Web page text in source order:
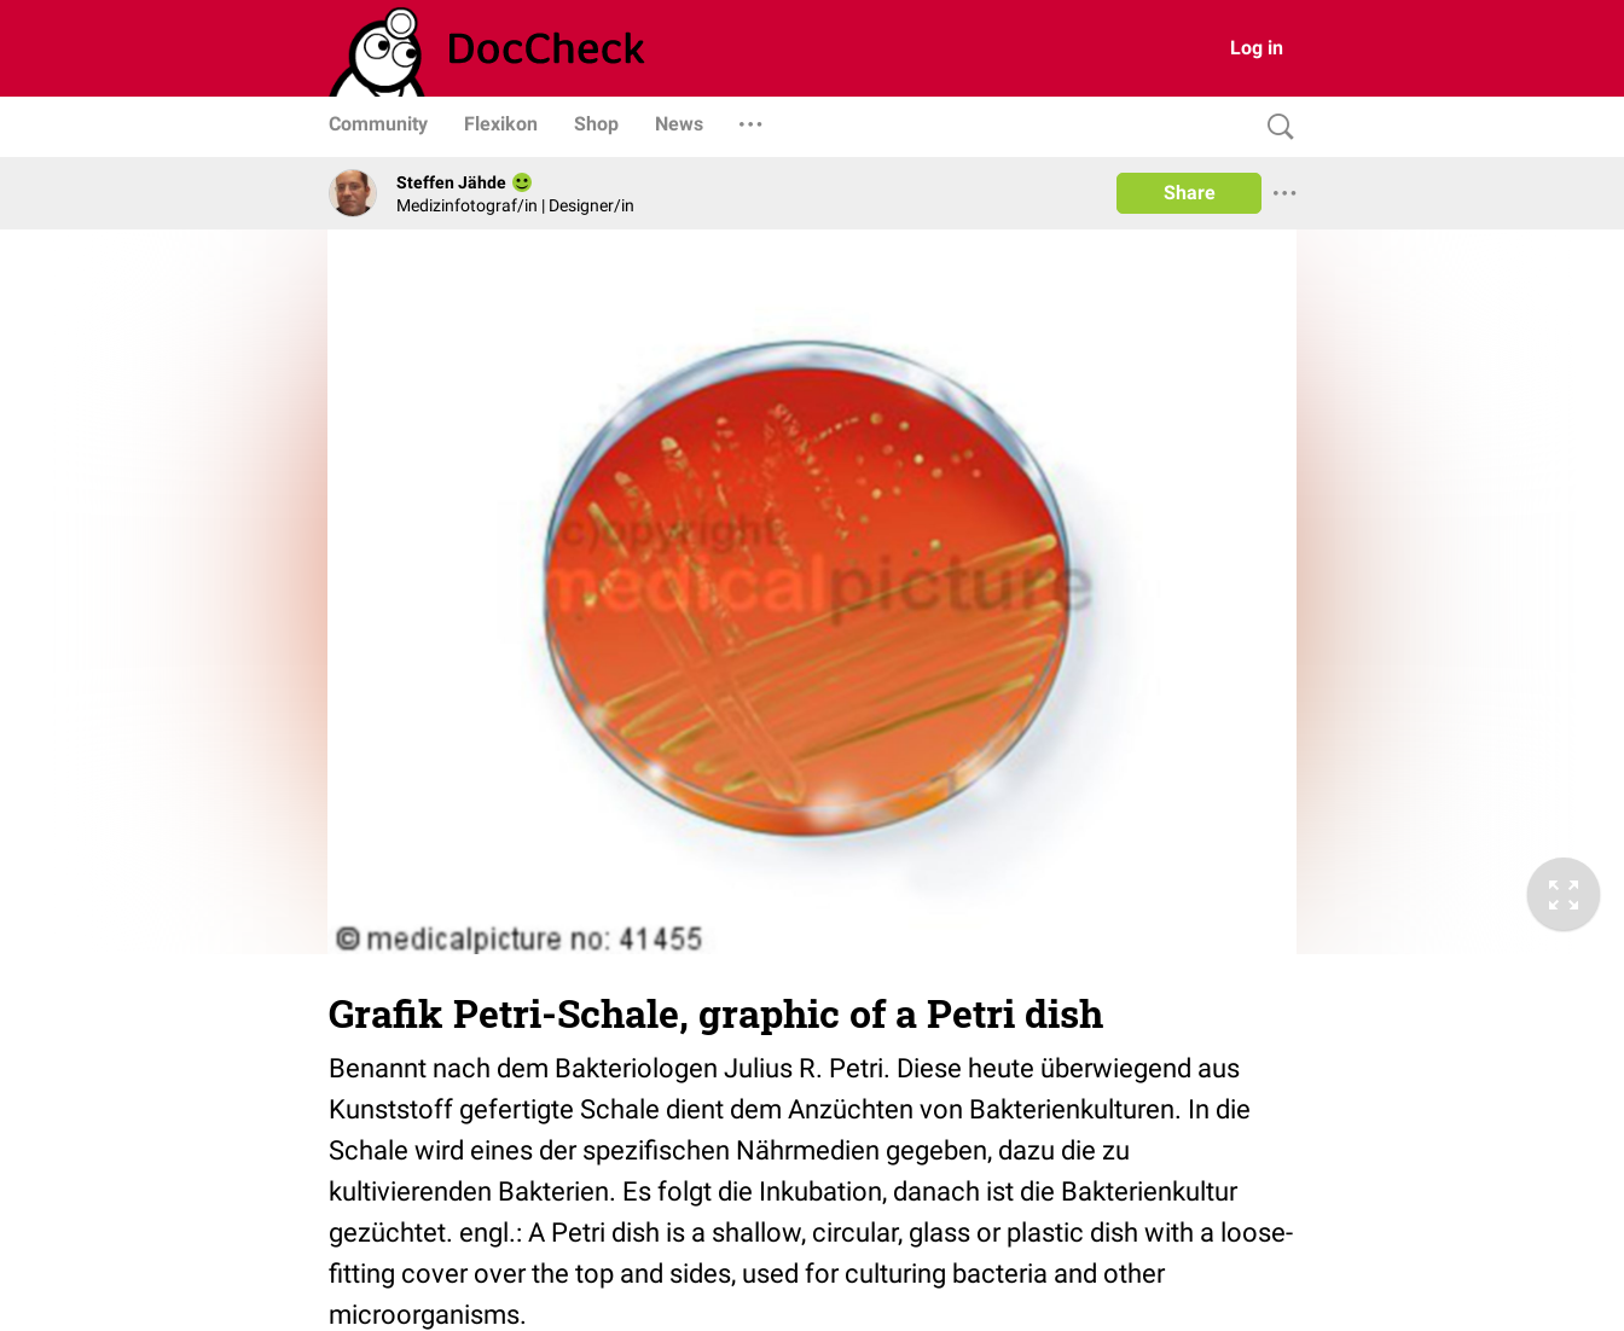
Log in
Community Flexikon Shop News
Steffen Jähde
Medizinfotograf/in | Designer/in
Share
Grafik Petri-Schale, graphic of a Petri dish
Benannt nach dem Bakteriologen Julius R. Petri. Diese heute überwiegend aus
Kunststoff gefertigte Schale dient dem Anzüchten von Bakterienkulturen. In die
Schale wird eines der spezifischen Nährmedien gegeben, dazu die zu
kultivierenden Bakterien. Es folgt die Inkubation, danach ist die Bakterienkultur
gezüchtet. engl.: A Petri dish is a shallow, circular, glass or plastic dish with a loose-
fitting cover over the top and sides, used for culturing bacteria and other
microorganisms.